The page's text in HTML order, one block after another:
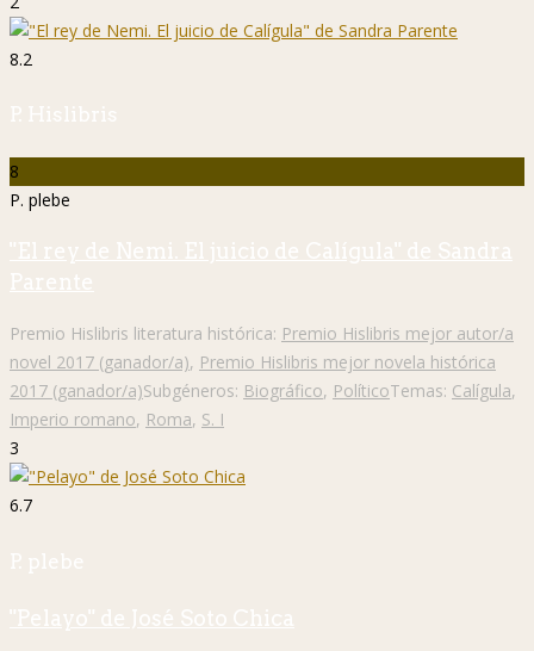
8.2
P. Hislibris
8
P. plebe
"El rey de Nemi. El juicio de Calígula" de Sandra
Parente
Premio Hislibris literatura histórica: Premio Hislibris mejor autor/a
novel 2017 (ganador/a), Premio Hislibris mejor novela histórica
2017 (ganador/a)Subgéneros: Biográfico, PolíticoTemas: Calígula,
Imperio romano, Roma, S. I
3
6.7
P. plebe
"Pelayo" de José Soto Chica